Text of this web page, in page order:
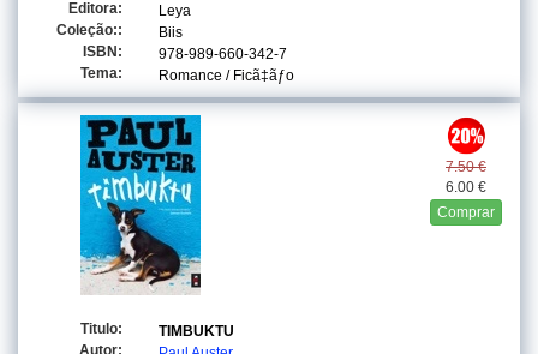
Editora:
Leya
Coleção::
Biis
ISBN:
978-989-660-342-7
Tema:
Romance / Ficã‡ãƒo
7.50 €
6.00 €
Comprar
Titulo:
TIMBUKTU
Autor: